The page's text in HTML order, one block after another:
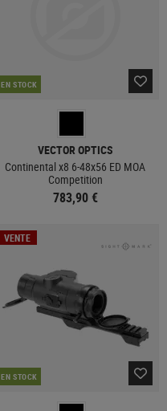
EN STOCK
VECTOR OPTICS
Continental x8 6-48x56 ED MOA
Competition
783,90 €
VENTE
EN STOCK